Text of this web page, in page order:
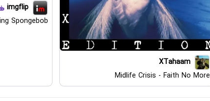
XTahaam
Midlife Crisis - Faith No More
imgflip
Spongebob